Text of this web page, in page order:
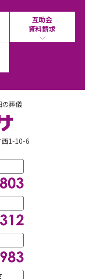
互助会
資料請求
の葬儀
西1-10-6